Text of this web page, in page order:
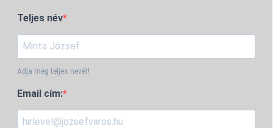
Teljes név
Adja meg teljes nevét!
Email cím: